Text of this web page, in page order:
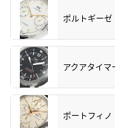
ポルトギーゼ
アクアタイマ
ポートフィノ